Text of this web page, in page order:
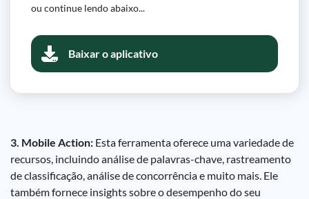
ou continue lendo abaixo...
Baixar o aplicativo
3. Mobile Action: Esta ferramenta oferece uma variedade de
recursos, incluindo análise de palavras-chave, rastreamento
de classificação, análise de concorrência e muito mais. Ele
também fornece insights sobre o desempenho do seu